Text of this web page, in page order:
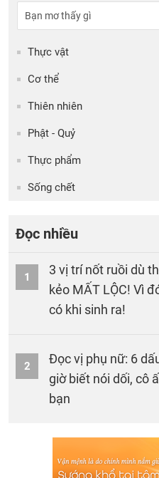
Thực vật
Cơ thể
Thiên nhiên
Phật - Quỷ
Thực phẩm
Sống chết
Đọc nhiều
1
3 vị trí nốt ruồi dù
kẻo MẤT LỘC! Vì
có khi sinh ra!
2
Đọc vị phụ nữ: 6
giờ biết nói dối, cô
bạn